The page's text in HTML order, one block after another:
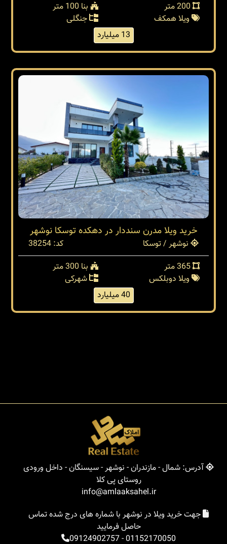
بنا 100 متر
ویلا همکف
جنگلی
13 میلیارد
خرید ویلا مدرن سنددار در دهکده توسکا نوشهر
نوشهر / توسکا
کد: 38254
بنا 300 متر
ویلا دوبلکس
شهرکی
40 میلیارد
آدرس: شمال - مازندران - نوشهر - سیسنگان - داخل ورودی
روستای پی کلا
info@amlaaksahel.ir
جهت خرید ویلا در نوشهر با شماره های درج شده تماس
حاصل فرمایید
01152170050
-
09124902757